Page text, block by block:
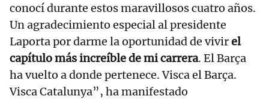
conocí durante estos maravillosos cuatro años.
Un agradecimiento especial al presidente
Laporta por darme la oportunidad de vivirel
capítulo más increíble de mi carrera. El Barça
ha vuelto a donde pertenece. Visca el Barça.
Visca Catalunya”, ha manifestado